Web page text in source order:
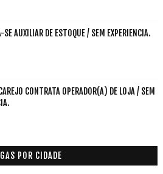
SE AUXILIAR DE ESTOQUE / SEM EXPERIENCIA.
CONTRATA OPERADOR(A) DE LOJA / SEM
POR CIDADE